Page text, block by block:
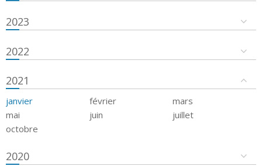
2023
2022
2021
janvier février
mars
mai
juin
juillet
octobre
2020